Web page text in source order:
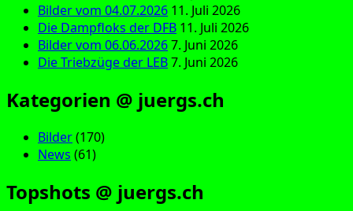
Bilder vom 04.07.2026 11. Juli 2026
Die Dampfloks der DFB 11. Juli 2026
Bilder vom 06.06.20267. Juni 2026
Die Triebzüge der LEB7. Juni 2026
Kategorien @ juergs.ch
Bilder(170)
News (61)
Topshots @ juergs.ch